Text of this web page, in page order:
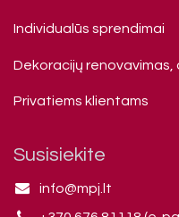
Individualūs sprendimai
Dekoracijų renovavimas,
Privatiems klienta​ms
Susisiekite
info@mpj.lt